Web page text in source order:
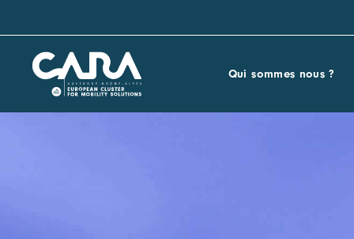
Qui sommes nous ?